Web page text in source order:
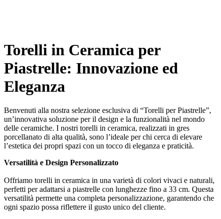
Torelli in Ceramica per
Piastrelle: Innovazione ed
Eleganza
Benvenuti alla nostra selezione esclusiva di “Torelli per Piastrelle”,
un’innovativa soluzione per il design e la funzionalità nel mondo
delle ceramiche. I nostri torelli in ceramica, realizzati in gres
porcellanato di alta qualità, sono l’ideale per chi cerca di elevare
l’estetica dei propri spazi con un tocco di eleganza e praticità.
Versatilità e Design Personalizzato
Offriamo torelli in ceramica in una varietà di colori vivaci e naturali,
perfetti per adattarsi a piastrelle con lunghezze fino a 33 cm. Questa
versatilità permette una completa personalizzazione, garantendo che
ogni spazio possa riflettere il gusto unico del cliente.